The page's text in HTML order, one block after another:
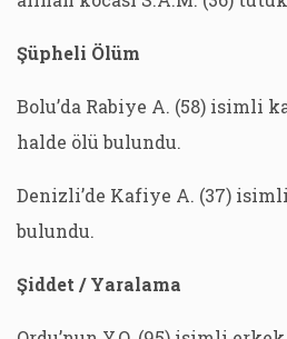
Şüpheli Ölüm
Bolu’da Rabiye A. (58) isimli
halde ölü bulundu.
Denizli’de Kafiye A. (37)
bulundu.
Şiddet / Yaralama